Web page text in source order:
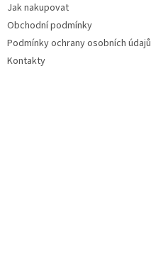
Jak nakupovat
Obchodní podmínky
Podmínky ochrany osobních údajů
Kontakty